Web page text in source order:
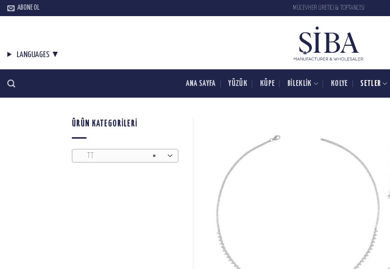
Skip
ABONE OL MÜCEVHER ÜRETİCİ & TOPTANCISI
LANGUAGES ▼
ANA SAYFA YÜZÜK KÜPE BILEKLIK KOLYE SETLER
ÜRÜN KATEGORILERI
×